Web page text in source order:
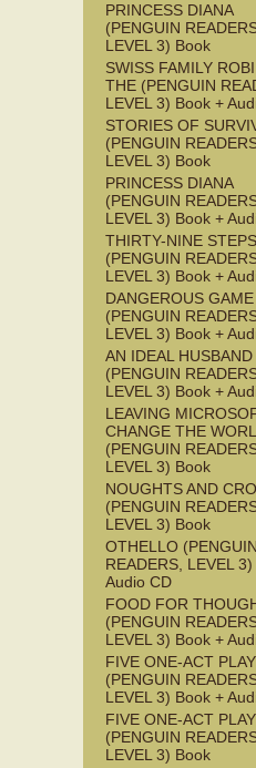
PRINCESS DIANA
(PENGUIN
LEVEL 3) Book
SWISS FAMILY
THE (PENGUIN
LEVEL 3) Book +
STORIES OF
(PENGUIN
LEVEL 3) Book
PRINCESS DIANA
(PENGUIN
LEVEL 3) Book +
THIRTY-NINE
(PENGUIN
LEVEL 3) Book +
DANGEROUS GAME
(PENGUIN
LEVEL 3) Book +
AN IDEAL HUSBAND
(PENGUIN
LEVEL 3) Book +
LEAVING
CHANGE THE
(PENGUIN
LEVEL 3) Book
NOUGHTS AND
(PENGUIN
LEVEL 3) Book
OTHELLO
READERS, LEVEL
Audio CD
FOOD FOR
(PENGUIN
LEVEL 3) Book +
FIVE ONE-ACT
(PENGUIN
LEVEL 3) Book +
FIVE ONE-ACT
(PENGUIN
LEVEL 3) Book